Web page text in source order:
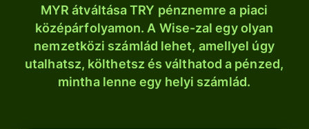
MYR átváltása TRY pénznemre a piaci
középárfolyamon. A Wise-zal egy olyan
nemzetközi számlád lehet, amellyel úgy
utalhatsz, költhetsz és válthatod a pénzed,
mintha lenne egy helyi számlád.